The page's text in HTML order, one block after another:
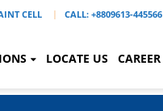
CELL CALL: +8809613-445566
LOCATE US CAREER